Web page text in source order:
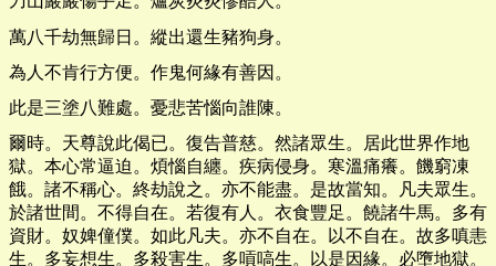
萬八千劫無歸日。縱出還生豬狗身。
為人不肯行方便。作鬼何緣有善因。
此是三塗八難處。憂悲苦惱向誰陳。
爾時。天尊說此偈已。復告普慈。然諸眾生。居此世界作地
獄。本心常逼迫。煩惱自纏。疾病侵身。寒溫痛癢。饑窮凍
餓。諸不稱心。終劫說之。亦不能盡。是故當知。凡夫眾生。
於諸世間。不得自在。若復有人。衣食豐足。饒諸牛馬。多有
資財。奴婢僮僕。如此凡夫。亦不自在。以不自在。故多嗔恚
生。多妄想生。多殺害生。多嗊嗃生。以是因緣。必墮地獄。